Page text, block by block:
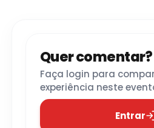
Quer comentar?
Faça login para
experiência neste
Entrar